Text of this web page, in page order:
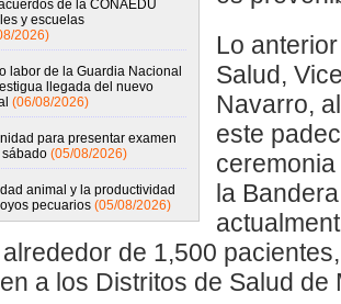
de la CONAEDU
y escuelas
2026)
labor de la Guardia Nacional
llegada del nuevo
(06/08/2026)
para presentar examen
(05/08/2026)
animal y la productividad
pecuarios (05/08/2026)
Lo
Salud,
Navarro,
este
la
de 1,500
a los Distritos de Salud de